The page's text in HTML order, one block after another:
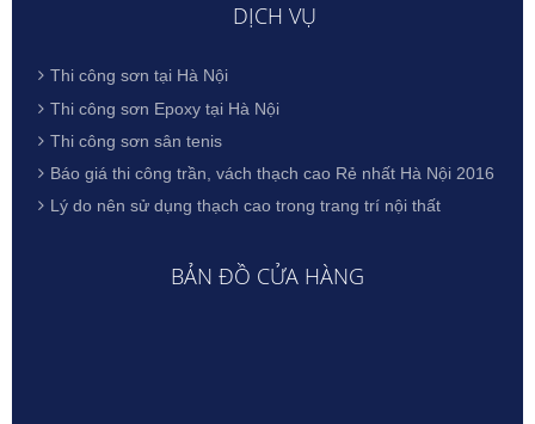
DỊCH VỤ
Thi công sơn tại Hà Nội
Thi công sơn Epoxy tại Hà Nội
Thi công sơn sân tenis
Báo giá thi công trần, vách thạch cao Rẻ nhất Hà Nội 2016
Lý do nên sử dụng thạch cao trong trang trí nội thất
BẢN ĐỒ CỬA HÀNG